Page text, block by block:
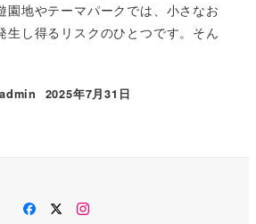
園地やテーマパークでは、小さなお
生し得るリスクのひとつです。そん
admin 2025年7月31日
Facebook
TwitterInstagram